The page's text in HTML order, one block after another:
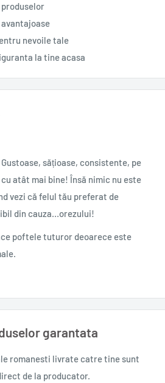
nevoile tale
la tine acasa
sățioase, consistente, pe
atât mai bine! Însă nimic nu este
vezi că felul tău preferat de
din cauza…orezului!
poftele tuturor deoarece este
garantata
romanesti livrate catre tine sunt
de la producator.